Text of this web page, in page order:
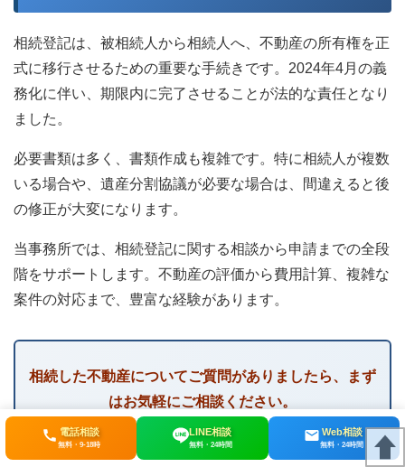
相続登記は、被相続人から相続人へ、不動産の所有権を正
式に移行させるための重要な手続きです。2024年4月の義
務化に伴い、期限内に完了させることが法的な責任となり
ました。
必要書類は多く、書類作成も複雑です。特に相続人が複数
いる場合や、遺産分割協議が必要な場合は、間違えると後
の修正が大変になります。
当事務所では、相続登記に関する相談から申請までの全段
階をサポートします。不動産の評価から費用計算、複雑な
案件の対応まで、豊富な経験があります。
相続した不動産についてご質問がありましたら、まず
はお気軽にご相談ください。
無料相談で、あなたのケースに最適な方法をご提案し
ます。
電話相談
無料・9-18時
LINE相談
無料・24時間
Web相談
無料・24時間